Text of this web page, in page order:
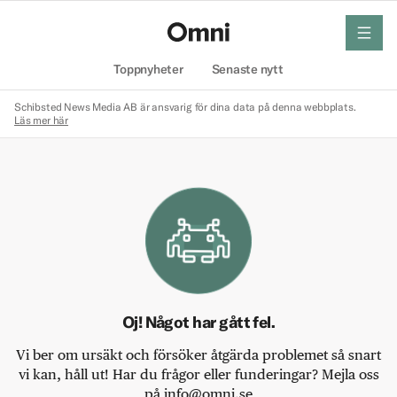
Toppnyheter Senaste nytt
meny
Schibsted News Media AB är ansvarig för dina data på denna webbplats.
Läs mer här
Oj! Något har gått fel.
Vi ber om ursäkt och försöker åtgärda problemet så snart
vi kan, håll ut! Har du frågor eller funderingar? Mejla oss